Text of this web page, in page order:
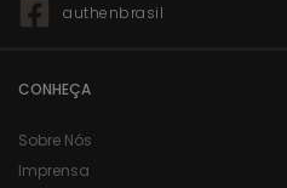
authenbrasil
CONHEÇA
Sobre Nós
Imprensa